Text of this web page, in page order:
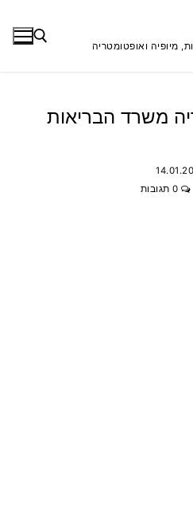
מיופיה ואופטומטריה
משרד הבריאות